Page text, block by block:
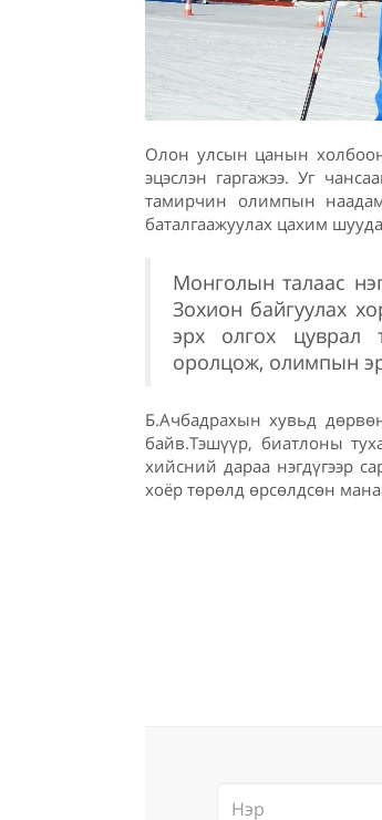
Олон улсын цанын
эцэслэн гаргажээ. Уг
тамирчин олимпын
баталгаажуулах цахим
Монголын талаас
Зохион байгуулах
эрх олгох цуврал
оролцож, олимпын
Б.Ачбадрахын хувьд
байв.Тэшүүр, биатлоны
хийсний дараа нэгдүгээр
хоёр төрөлд өрсөлдсөн